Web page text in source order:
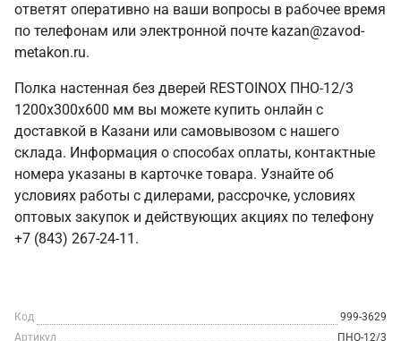
ответят оперативно на ваши вопросы в рабочее время
по телефонам или электронной почте kazan@zavod-
metakon.ru.
Полка настенная без дверей RESTOINOX ПНО-12/3
1200x300x600 мм вы можете купить онлайн с
доставкой в Казани или самовывозом с нашего
склада. Информация о способах оплаты, контактные
номера указаны в карточке товара. Узнайте об
условиях работы с дилерами, рассрочке, условиях
оптовых закупок и действующих акциях по телефону
+7 (843) 267-24-11.
Код
999-3629
Артикул
ПНО-12/3